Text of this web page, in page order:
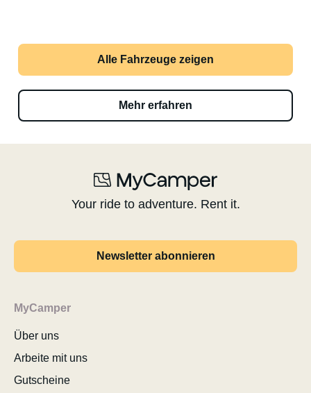
Alle Fahrzeuge zeigen
Mehr erfahren
Your ride to adventure. Rent it.
Newsletter abonnieren
MyCamper
Über uns
Arbeite mit uns
Gutscheine